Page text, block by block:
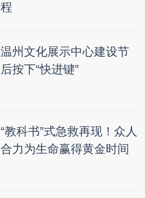
程
温州文化展示中心建设节
后按下“快进键”
“教科书”式急救再现！众人
合力为生命赢得黄金时间